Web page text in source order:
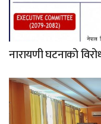
नारायणी घटनाको